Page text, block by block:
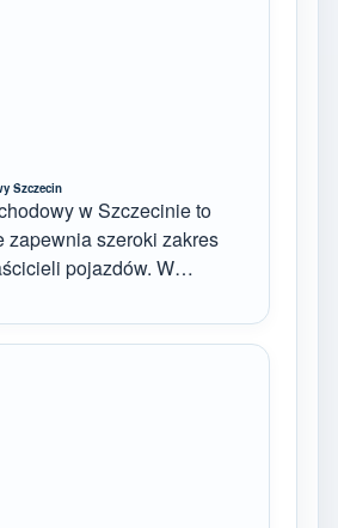
Szczecin
w Szczecinie to
zapewnia szeroki zakres
pojazdów. W…